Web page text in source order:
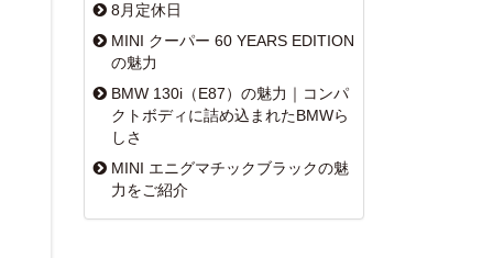
8月定休日
MINI クーパー 60 YEARS EDITION
の魅力
BMW 130i（E87）の魅力｜コンパ
クトボディに詰め込まれたBMWら
しさ
MINI エニグマチックブラックの魅
力をご紹介